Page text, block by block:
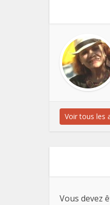
Voir tous les
Vous devez